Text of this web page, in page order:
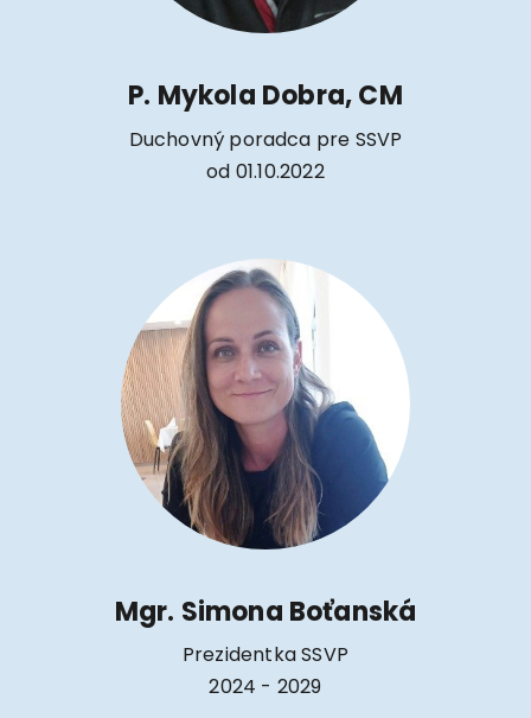
P. Mykola Dobra, CM
Duchovný poradca pre SSVP
od 01.10.2022
Mgr. Simona Boťanská
Prezidentka SSVP
2024 - 2029